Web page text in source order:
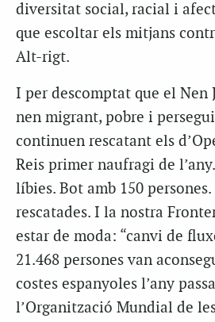
diversitat social, racial i
que escoltar els mitjans
Alt-rigt.
I per descomptat que el Nen
nen migrant, pobre i
continuen rescatant els
Reis primer naufragi de
líbies. Bot amb 150
rescatades. I la nostra
estar de moda: “canvi de
21.468 persones van
costes espanyoles l’any
l’Organització Mundial de